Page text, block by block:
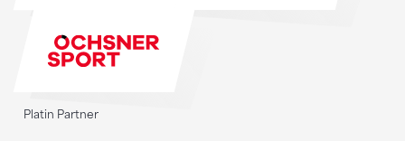
Platin Partner